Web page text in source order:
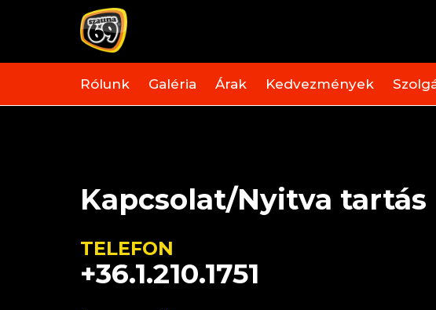
Rólunk Galéria Árak Kedvezmények
Kapcsolat/Nyitva tartás
TELEFON
+36.1.210.1751